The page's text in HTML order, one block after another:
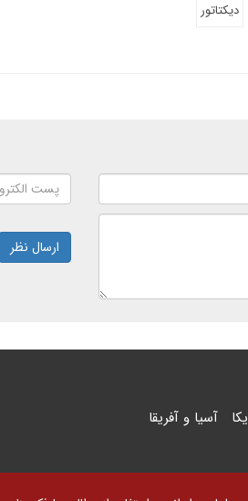
دیکتاتور
ارسال نظر
آسیا و آفریقا